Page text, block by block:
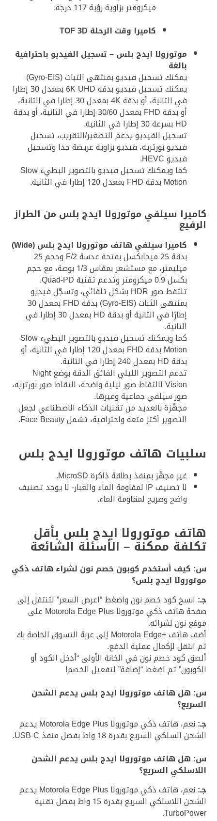
ميكرومتر بزاوية رؤية 117 درجة.
كاميرا وقت الرحلة TOF 3D
موتورولا ايدج بلس – تسجيل الفيديو باحترافية
بالغة
يمكنك تسجيل فيديو بمنتهى الثبات (Gyro-EIS)
يمكنك تسجيل فيديو بدقة 6K UHD بمعدل 30 إطارا
في الثانية، أو بدقة 4K بمعدل 30 إطارا في الثانية،
أو بدقة FHD بمعدل 30/60 إطارا في الثانية، أو بدقة
HD بسرعة 30 إطارا في الثانية.
تسجيل الفيديو يدعم التصغير/التقريب، تسجيل
فيديو بورتريه، فيديو بزاوية عريضة جدا وتسجيل
فيديو HEVC.
كما ويمكنك تسجيل فيديو بالتصوير البطيء Slow
Motion بدقة FHD بمعدل 120 إطارا في الثانية.
كاميرا سيلفي موتورولا ايدج بلس من الطراز
الرفيع
كاميرا سيلفي هاتف موتورولا ايدج بلس (Wide)
بدقة 25 ميجابكسل بفتحة عدسة F/2 وحجم 25
ميليمتر، مع مستشعر بمقاس 1/3 بوصة، مع حجم
بكسل 0.9 ميكرومتر وتدعم تقنية Quad-PD.
تلتقط صور HDR بشكل تلقائي، وتسجّل فيديو
بمنتهى الثبات (Gyro-EIS) بدقة FHD بمعدل 30
إطارًا في الثانية أو بدقة HD بمعدل 30 إطارا في
الثانية.
كما ويمكنك تسجيل فيديو بالتصوير البطيء Slow
Motion بدقة FHD بمعدل 120 إطارا في الثانية، أو
بدقة HD بمعدل 240 إطارا في الثانية.
تدعم التصوير الليلي الفائق الدقة بوضع Night
Vision لالتقاط صور ليلية واضحة، التقاط صور بورتريه،
صور سيلفي جماعية وغيرها.
مجهّزة بالعديد من تقنيات الذكاء الاصطناعي لجعل
التصوير أكثر متعة واحترافية، تشمل Face Beauty.
سلبيات هاتف موتورولا ايدج بلس
غير مجهّز بمنفذ بطاقة ذاكرة MicroSD.
لا تصنيف IP لمقاومة الماء والغبار- لا يوجد تصنيف
واضح وصريح لمقاومة الماء.
هاتف موتورولا ايدج بلس بأقل
تكلفة ممكنة – الأسئلة الشائعة
س: كيف أستخدم كوبون خصم نون لشراء هاتف ذكي
موتورولا ايدج بلس؟
جـ: انسخ كود خصم نون واضغط “اعرض السعر” لتنتقل إلى
صفحة هاتف ذكي موتورولا Motorola Edge Plus على
موقع نون لشرائه.
أضف هاتف +Motorola Edge إلى عربة التسوق الخاصة بك
ثم انتقل لإكمال عملية الدفع.
ألصق كود خصم نون في الخانة الأولى “أدخل الكود أو
الكوبون” ثم اضغط “إضافة” لتفعيل الخصم!
س: هل هاتف موتورولا ايدج بلس يدعم الشحن
السريع؟
جـ:
نعم، هاتف ذكي موتورولا Motorola Edge Plus يدعم
الشحن السلكي السريع بقدرة 18 واط بفضل منفذ USB-C.
س: هل هاتف موتورولا ايدج بلس يدعم الشحن
اللاسلكي السريع؟
جـ:
نعم، هاتف ذكي موتورولا Motorola Edge Plus يدعم
الشحن اللاسلكي السريع بقدرة 15 واط بفضل تقنية
TurboPower.